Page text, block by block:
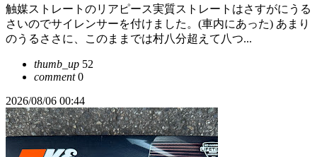
触媒ストレートのリアピース実質ストレートはさすがにうる
さいのでサイレンサーを付けました。(車内にあった) あまり
のうるささに、このままでは村八分超えて八つ...
thumb_up 52
comment0
2026/08/06 00:44